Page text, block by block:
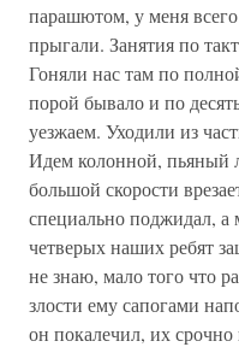
парашютом, у меня
прыгали. Занятия по
Гоняли нас там по
порой бывало и по
уезжаем. Уходили из
Идем колонной, пьяный
большой скорости
специально поджидал, а
четверых наших ребят
не знаю, мало того что
злости ему сапогами
он покалечил, их